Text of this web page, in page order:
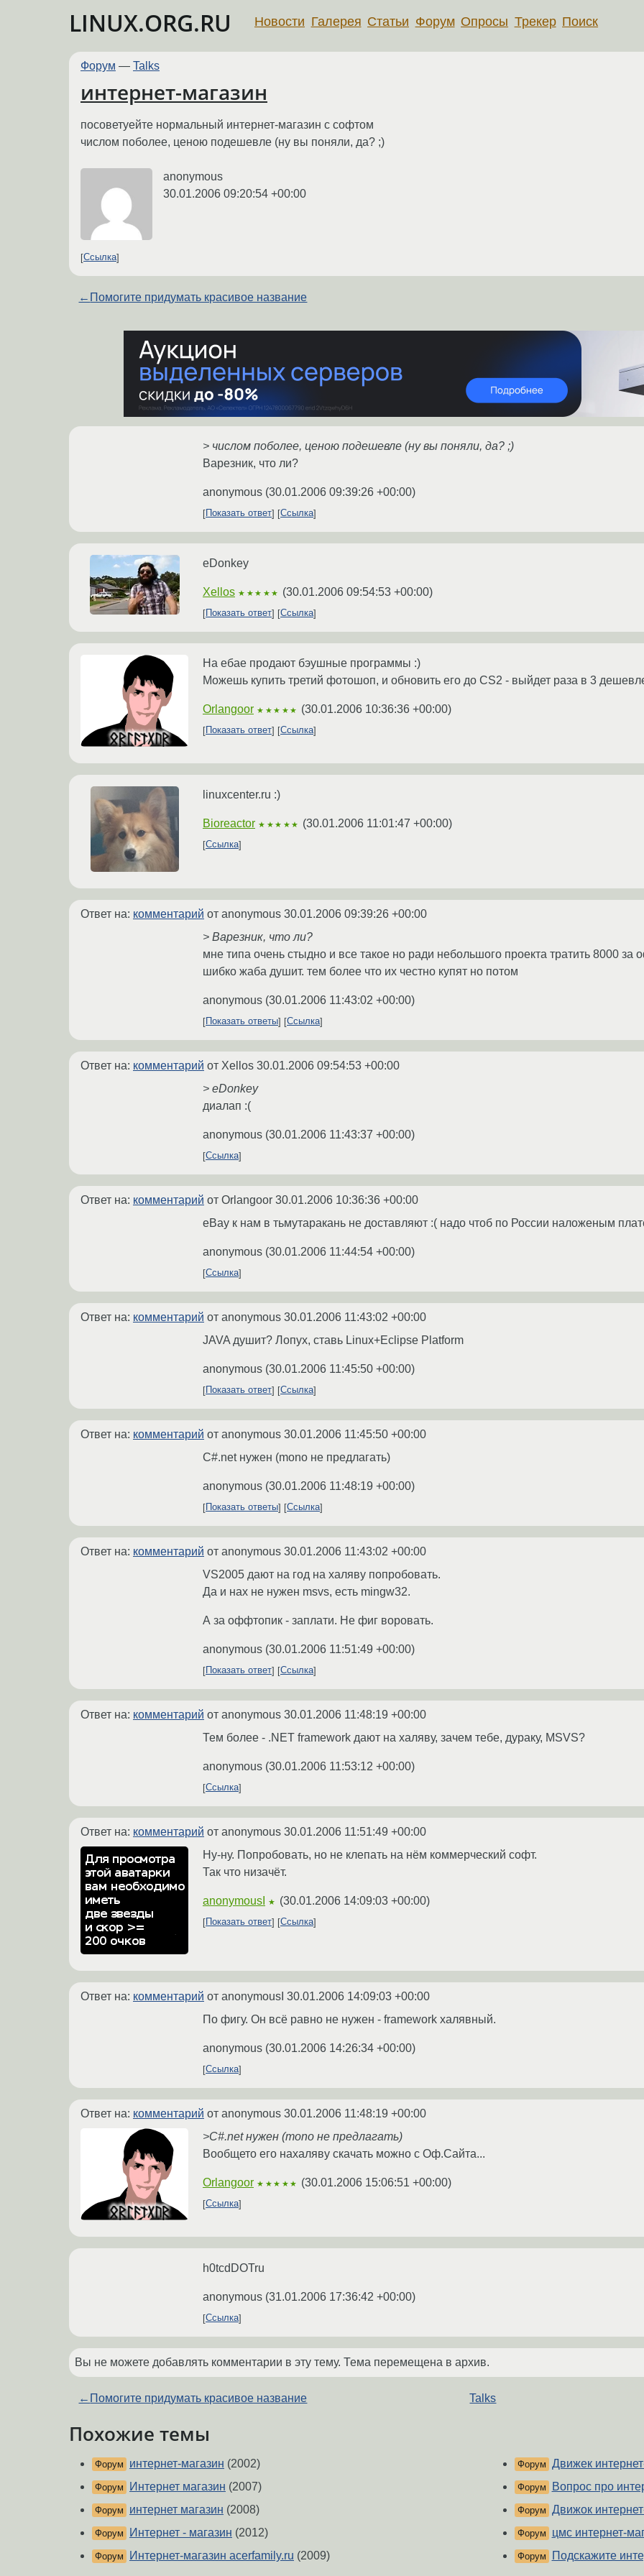
LINUX.ORG.RU Новости Галерея Статьи Форум Опросы Трекер Поиск
Форум — Talks
интернет-магазин
посоветуейте нормальный интернет-магазин с софтом
числом поболее, ценою подешевле (ну вы поняли, да? ;)
anonymous
30.01.2006 09:20:54 +00:00
Ссылка
← Помогите придумать красивое название
> числом поболее, ценою подешевле (ну вы поняли, да? ;)
Варезник, что ли?
anonymous (30.01.2006 09:39:26 +00:00)
Показать ответ Ссылка
eDonkey
Xellos ★★★★★ (30.01.2006 09:54:53 +00:00)
Показать ответ Ссылка
На ебае продают бэушные программы :)
Можешь купить третий фотошоп, и обновить его до CS2 - выйдет раза в 3
Orlangoor ★★★★★ (30.01.2006 10:36:36 +00:00)
Показать ответ Ссылка
linuxcenter.ru :)
Bioreactor ★★★★★ (30.01.2006 11:01:47 +00:00)
Ссылка
Ответ на: комментарий от anonymous 30.01.2006 09:39:26 +00:00
> Варезник, что ли?
мне типа очень стыдно и все такое но ради небольшого проекта тратить 8000 за
шибко жаба душит. тем более что их честно купят но потом
anonymous (30.01.2006 11:43:02 +00:00)
Показать ответы Ссылка
Ответ на: комментарий от Xellos 30.01.2006 09:54:53 +00:00
> eDonkey
диалап :(
anonymous (30.01.2006 11:43:37 +00:00)
Ссылка
Ответ на: комментарий от Orlangoor 30.01.2006 10:36:36 +00:00
eBay к нам в тьмутаракань не доставляют :( надо чтоб по России наложеным
anonymous (30.01.2006 11:44:54 +00:00)
Ссылка
Ответ на: комментарий от anonymous 30.01.2006 11:43:02 +00:00
JAVA душит? Лопух, ставь Linux+Eclipse Platform
anonymous (30.01.2006 11:45:50 +00:00)
Показать ответ Ссылка
Ответ на: комментарий от anonymous 30.01.2006 11:45:50 +00:00
C#.net нужен (mono не предлагать)
anonymous (30.01.2006 11:48:19 +00:00)
Показать ответы Ссылка
Ответ на: комментарий от anonymous 30.01.2006 11:43:02 +00:00
VS2005 дают на год на халяву попробовать.
Да и нах не нужен msvs, есть mingw32.
А за оффтопик - заплати. Не фиг воровать.
anonymous (30.01.2006 11:51:49 +00:00)
Показать ответ Ссылка
Ответ на: комментарий от anonymous 30.01.2006 11:48:19 +00:00
Тем более - .NET framework дают на халяву, зачем тебе, дураку, MSVS?
anonymous (30.01.2006 11:53:12 +00:00)
Ссылка
Ответ на: комментарий от anonymous 30.01.2006 11:51:49 +00:00
Ну-ну. Попробовать, но не клепать на нём коммерческий софт.
Так что низачёт.
anonymousI ★ (30.01.2006 14:09:03 +00:00)
Показать ответ Ссылка
Ответ на: комментарий от anonymousI 30.01.2006 14:09:03 +00:00
По фигу. Он всё равно не нужен - framework халявный.
anonymous (30.01.2006 14:26:34 +00:00)
Ссылка
Ответ на: комментарий от anonymous 30.01.2006 11:48:19 +00:00
>C#.net нужен (mono не предлагать)
Вообщето его нахаляву скачать можно с Оф.Сайта...
Orlangoor ★★★★★ (30.01.2006 15:06:51 +00:00)
Ссылка
h0tcdDOTru
anonymous (31.01.2006 17:36:42 +00:00)
Ссылка
Вы не можете добавлять комментарии в эту тему. Тема перемещена в архив.
← Помогите придумать красивое название Talks
Похожие темы
Форум интернет-магазин (2002)
Форум Интернет магазин (2007)
Форум интернет магазин (2008)
Форум Интернет - магазин (2012)
Форум Интернет-магазин acerfamily.ru (2009)
Форум Движек
Форум Вопрос про
Форум Движок
Форум цмс интернет-
Форум Подскажите